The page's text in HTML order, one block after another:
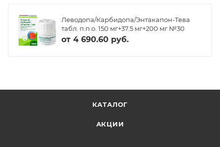
Леводопа/Карбидопа/Энтакапон-Тева
табл. п.п.о. 150 мг+37.5 мг+200 мг №30
от 4 690.60 руб.
КАТАЛОГ
АКЦИИ